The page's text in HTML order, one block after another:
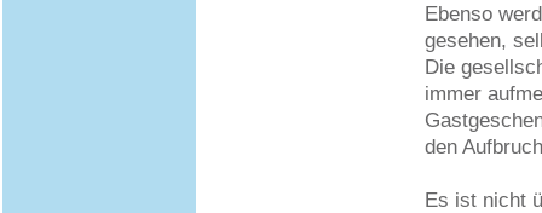
Ebenso
gesehen,
Die
immer
den
Es ist nicht